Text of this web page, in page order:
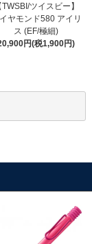
TWSBI/ツイスビー】
ヤモンド580 アイリ
ス (EF/極細)
円(税1,900円)